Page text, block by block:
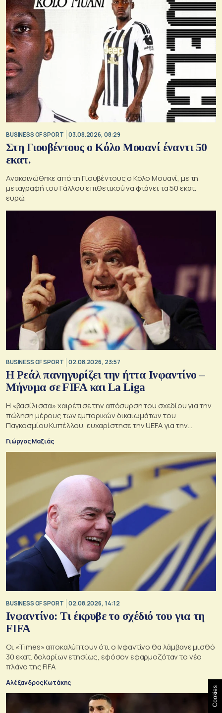
BUSINESS OF SPORT 03.08.2026, 08:29
Στη Γιουβέντους ο Κόλο Μουανί έναντι 50
εκατ.
Ανακοινώθηκε από τη Γιουβέντους ο Κόλο Μουανί, με τη
μεταγραφή του Γάλλου επιθετικού να φτάνει τα 50 εκατ.
ευρώ.
BUSINESS OF SPORT 02.08.2026, 23:57
Η Ρεάλ πανηγυρίζει την ήττα Ινφαντίνο –
Μήνυμα σε FIFA και La Liga
Η «βασίλισσα» χαιρέτισε την απόσυρση του σχεδίου για την
πώληση μέρους των εμπορικών δικαιωμάτων του
Παγκοσμίου Κυπέλλου, ευχαρίστησε την UEFA για την
πολυετή σύγκρουση για τη συμφωνία της La Liga με το
επενδυτικό ταμείο CVC.
Γιώργος Μαζιάς
BUSINESS OF SPORT 02.08.2026, 14:12
Ινφαντίνο: Τι έκρυβε το σχέδιό του για τη
FIFA
Οι «Times» αποκαλύπτουν ότι ο Ινφαντίνο θα λάμβανε μισθό
30 εκατ. δολαρίων ετησίως, εφόσον εφαρμοζόταν το νέο
πλάνο της FIFA
Αλέξανδρος Κωτάκης
Cookies